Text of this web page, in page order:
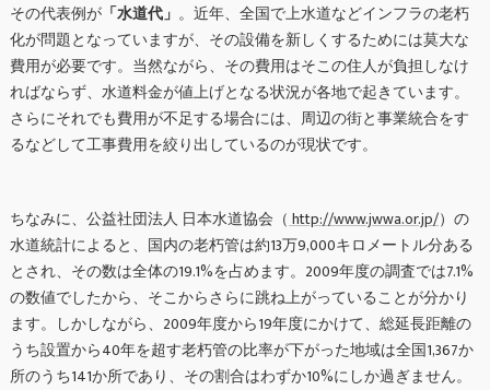
その代表例が「水道代」 。近年、全国で上水道などインフラの老朽
化が問題となっていますが、その設備を新しくするためには莫大な
費用が必要です。当然ながら、その費用はそこの住人が負担しなけ
ればならず、水道料金が値上げとなる状況が各地で起きています。
さらにそれでも費用が不足する場合には、周辺の街と事業統合をす
るなどして工事費用を絞り出しているのが現状です。
ちなみに、公益社団法人 日本水道協会（http://www.jwwa.or.jp/）の
水道統計によると、国内の老朽管は約13万9,000キロメートル分ある
とされ、その数は全体の19.1%を占めます。2009年度の調査では7.1%
の数値でしたから、そこからさらに跳ね上がっていることが分かり
ます。しかしながら、2009年度から19年度にかけて、総延長距離の
うち設置から40年を超す老朽管の比率が下がった地域は全国1,367か
所のうち141か所であり、その割合はわずか10%にしか過ぎません。